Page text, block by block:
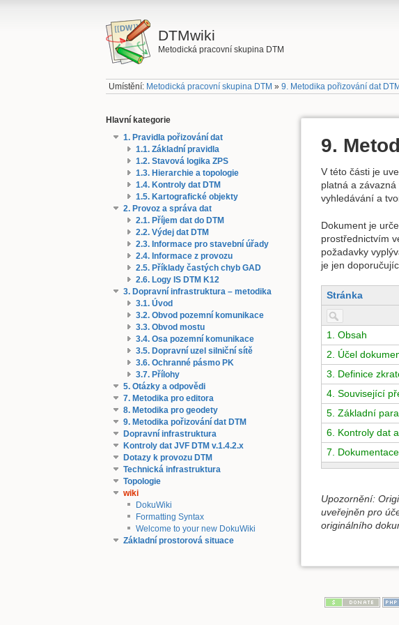
DTMwiki
Metodická pracovní skupina DTM
Umístění: Metodická pracovní skupina DTM »9. Metodika pořizování dat DTM
Hlavní kategorie
1. Pravidla pořizování dat
1.1. Základní pravidla
1.2. Stavová logika ZPS
1.3. Hierarchie a topologie
1.4. Kontroly dat DTM
1.5. Kartografické objekty
2. Provoz a správa dat
2.1. Příjem dat do DTM
2.2. Výdej dat DTM
2.3. Informace pro stavební úřady
2.4. Informace z provozu
2.5. Příklady častých chyb GAD
2.6. Logy IS DTM K12
3. Dopravní infrastruktura – metodika
3.1. Úvod
3.2. Obvod pozemní komunikace
3.3. Obvod mostu
3.4. Osa pozemní komunikace
3.5. Dopravní uzel silniční sítě
3.6. Ochranné pásmo PK
3.7. Přílohy
5. Otázky a odpovědi
7. Metodika pro editora
8. Metodika pro geodety
9. Metodika pořizování dat DTM
Dopravní infrastruktura
Kontroly dat JVF DTM v.1.4.2.x
Dotazy k provozu DTM
Technická infrastruktura
Topologie
wiki
DokuWiki
Formatting Syntax
Welcome to your new DokuWiki
Základní prostorová situace
9.
V této části je
platná a
vyhledávání a
Dokument je
prostřednictvím
požadavky
je jen
Stránka
1. Obsah
2. Účel
3. Definice
4. Související
5. Základní
6. Kontroly dat
7.
Upozornění:
uveřejněn pro
originálního